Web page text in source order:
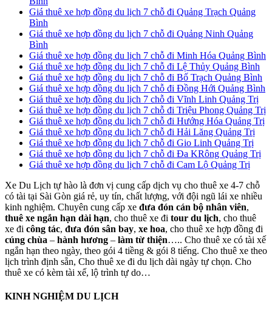
Giá thuê xe hợp đồng du lịch 7 chỗ đi Quảng Trạch Quảng
Bình
Giá thuê xe hợp đồng du lịch 7 chỗ đi Quảng Ninh Quảng
Bình
Giá thuê xe hợp đồng du lịch 7 chỗ đi Minh Hóa Quảng Bình
Giá thuê xe hợp đồng du lịch 7 chỗ đi Lệ Thủy Quảng Bình
Giá thuê xe hợp đồng du lịch 7 chỗ đi Bố Trạch Quảng Bình
Giá thuê xe hợp đồng du lịch 7 chỗ đi Đồng Hới Quảng Bình
Giá thuê xe hợp đồng du lịch 7 chỗ đi Vĩnh Linh Quảng Trị
Giá thuê xe hợp đồng du lịch 7 chỗ đi Triệu Phong Quảng Trị
Giá thuê xe hợp đồng du lịch 7 chỗ đi Hướng Hóa Quảng Trị
Giá thuê xe hợp đồng du lịch 7 chỗ đi Hải Lăng Quảng Trị
Giá thuê xe hợp đồng du lịch 7 chỗ đi Gio Linh Quảng Trị
Giá thuê xe hợp đồng du lịch 7 chỗ đi Đa KRông Quảng Trị
Giá thuê xe hợp đồng du lịch 7 chỗ đi Cam Lộ Quảng Trị
Xe Du Lịch tự hào là đơn vị cung cấp dịch vụ cho thuê xe 4-7 chỗ
có tài tại Sài Gòn giá rẻ, uy tín, chất lượng, với đội ngũ lái xe nhiều
kinh nghiệm. Chuyên cung cấp xe đưa đón cán bộ nhân viên,
thuê xe ngắn hạn dài hạn, cho thuê xe đi tour du lịch, cho thuê
xe đi công tác, đưa đón sân bay, xe hoa, cho thuê xe hợp đồng đi
cúng chùa – hành hương – làm từ thiện….. Cho thuê xe có tài xế
ngắn hạn theo ngày, theo gói 4 tiềng & gói 8 tiếng. Cho thuê xe theo
lịch trình định sẵn, Cho thuê xe đi du lịch dài ngày tự chọn. Cho
thuê xe có kèm tài xế, lộ trình tự do…
KINH NGHIỆM DU LỊCH